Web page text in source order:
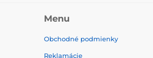
Menu
Obchodné podmienky
Reklamácie